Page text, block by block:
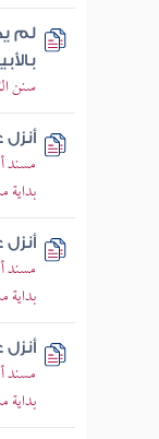
لم
سنن
مسند
مسند
مسند